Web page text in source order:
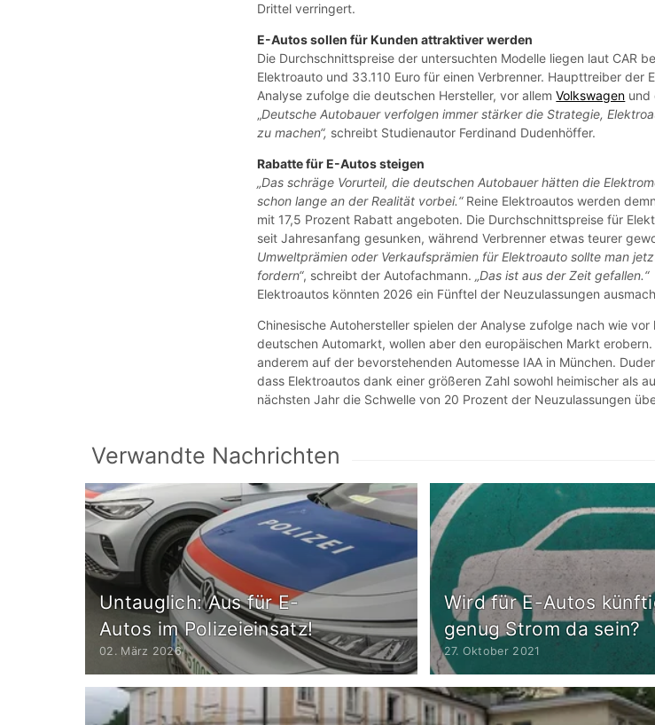
Drittel verringert.
E-Autos sollen für Kunden attraktiver werden
Die Durchschnittspreise der untersuchten Modelle liegen laut CAR
Elektroauto und 33.110 Euro für einen Verbrenner. Haupttreiber der
Analyse zufolge die deutschen Hersteller, vor allemVolkswagen und
„Deutsche Autobauer verfolgen immer stärker die Strategie,
zu machen“, schreibt Studienautor Ferdinand Dudenhöffer.
Rabatte für E-Autos steigen
„Das schräge Vorurteil, die deutschen Autobauer hätten die
schon lange an der Realität vorbei.“ Reine Elektroautos werden
mit 17,5 Prozent Rabatt angeboten. Die Durchschnittspreise für
seit Jahresanfang gesunken, während Verbrenner etwas teurer
Umweltprämien oder Verkaufsprämien für Elektroauto sollte man
fordern“, schreibt der Autofachmann.„Das ist aus der Zeit gefallen.“
Elektroautos könnten 2026 ein Fünftel der Neuzulassungen
Chinesische Autohersteller spielen der Analyse zufolge nach wie
deutschen Automarkt, wollen aber den europäischen Markt
anderem auf der bevorstehenden Automesse IAA in München.
dass Elektroautos dank einer größeren Zahl sowohl heimischer als
nächsten Jahr die Schwelle von 20 Prozent der Neuzulassungen
Verwandte Nachrichten
Untauglich: Aus für E-
Autos im Polizeieinsatz!
02. März 2026
Wird für E-Autos
genug Strom da sein?
27. Oktober 2021